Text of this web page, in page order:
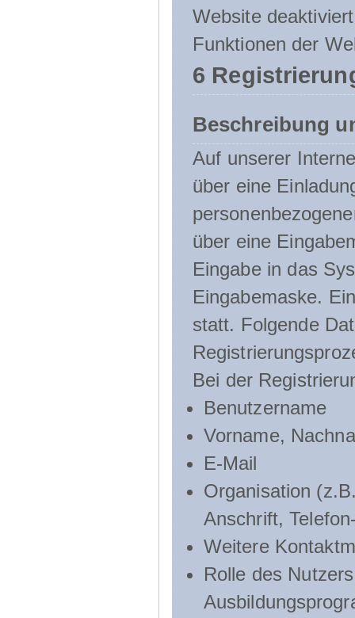
Website
Funktionen der
6
Beschreibung
Auf unserer
über eine
über eine
Eingabe in das
Eingabemaske.
statt. Folgende
Bei der
Benutzername
Vorname,
E-Mail
Organisation
Anschrift,
Weitere
Rolle des